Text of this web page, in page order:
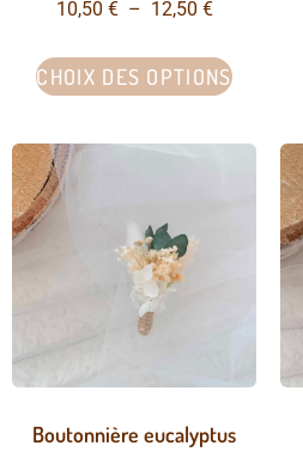
10,50 € – 12,50 €
CHOIX DES OPTIONS
Boutonnière eucalyptus